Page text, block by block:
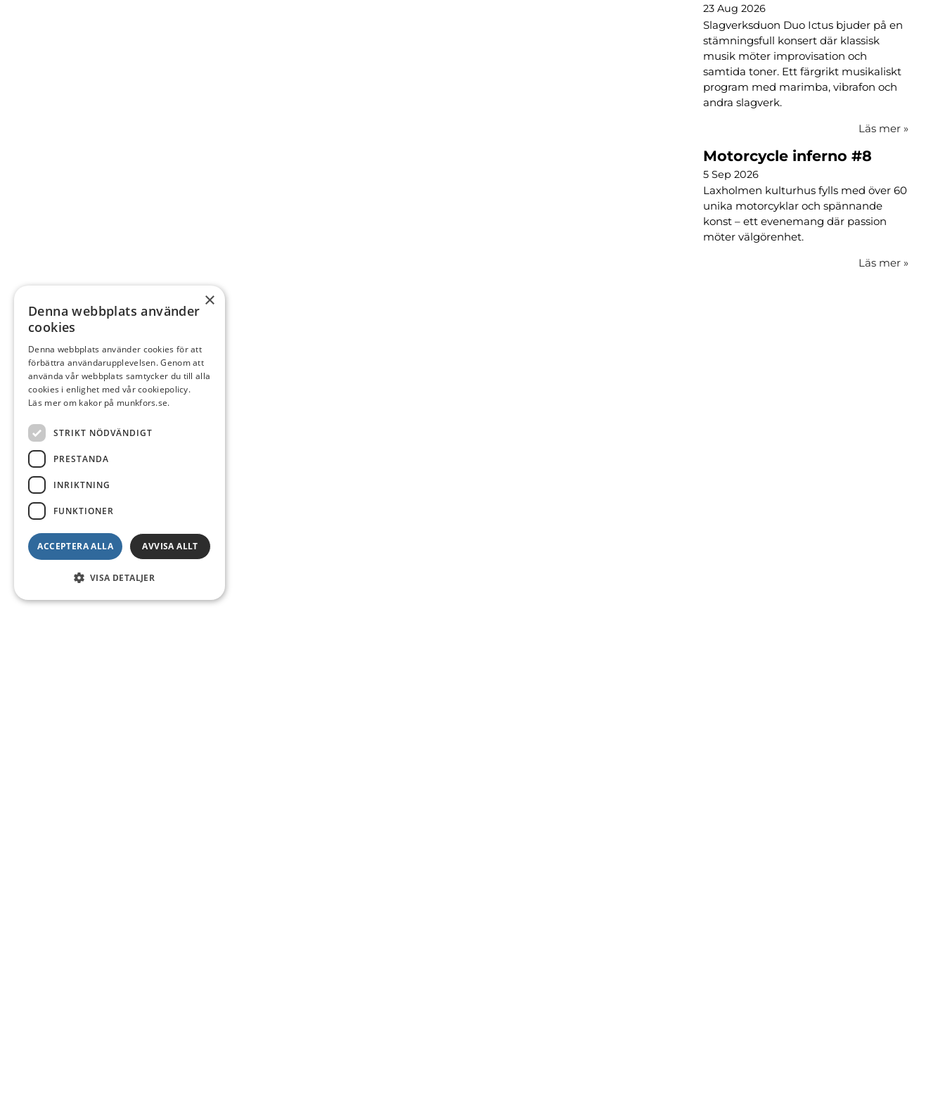
23 Aug 2026
Slagverksduon Duo Ictus bjuder på en
stämningsfull konsert där klassisk
musik möter improvisation och
samtida toner. Ett färgrikt musikaliskt
program med marimba, vibrafon och
andra slagverk.
Läs mer »
Motorcycle inferno #8
5 Sep 2026
Laxholmen kulturhus fylls med över 60
unika motorcyklar och spännande
konst – ett evenemang där passion
möter välgörenhet.
Läs mer »
×
Denna webbplats använder
cookies
Denna webbplats använder cookies för att
förbättra användarupplevelsen. Genom att
använda vår webbplats samtycker du till alla
cookies i enlighet med vår cookiepolicy.
Läs mer om kakor på munkfors.se.
STRIKT NÖDVÄNDIGT
PRESTANDA
INRIKTNING
FUNKTIONER
ACCEPTERA ALLA AVVISA ALLT
VISA DETALJER